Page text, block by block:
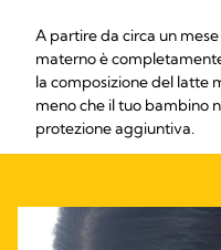
A partire da circa un
materno è
la composizione del latte
meno che il tuo bambino
protezione aggiuntiva.